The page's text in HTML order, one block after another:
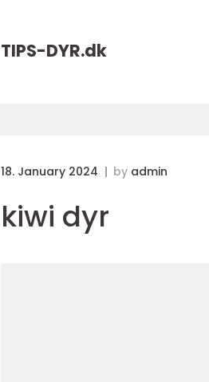
TIPS-DYR.dk
18. January 2024 by admin
kiwi dyr